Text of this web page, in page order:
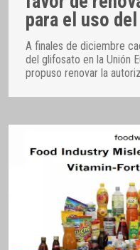
para el uso
A finales de diciembre
del glifosato en la Unión
propuso renovar la